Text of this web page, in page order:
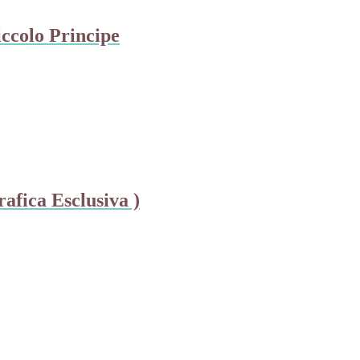
Principe
Esclusiva )